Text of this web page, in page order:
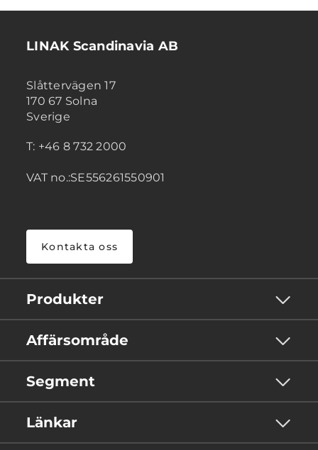
LINAK Scandinavia AB
Slåttervägen 17
170 67 Solna
Sverige
T: +46 8 732 2000
VAT no.:SE556261550901
Kontakta oss
Produkter
Affärsområde
Segment
Länkar